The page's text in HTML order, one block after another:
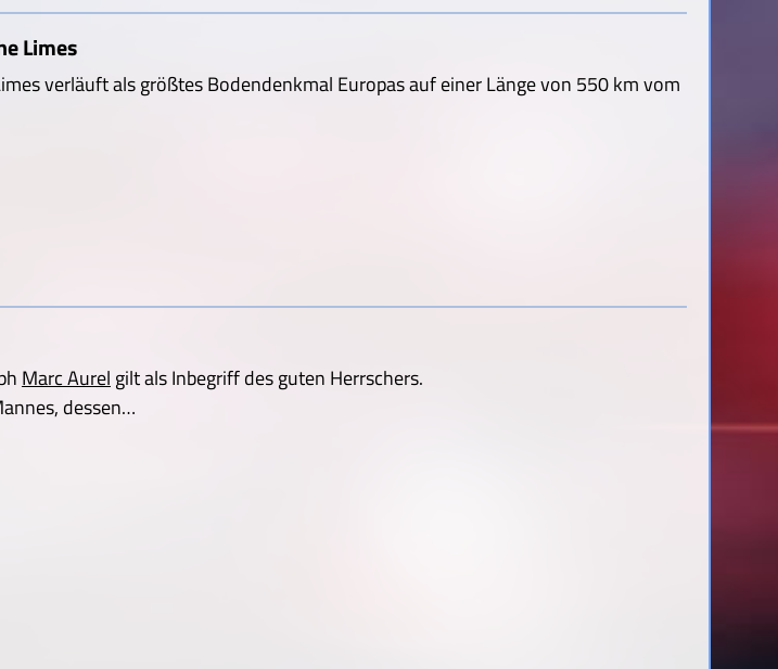
Limes
verläuft als größtes Bodendenkmal Europas auf einer Länge von 550 km vom
Marc Aurel gilt als Inbegriff des guten Herrschers.
dessen…